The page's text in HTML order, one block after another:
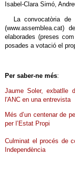
Isabel-Clara Simó,
La convocatòria de
(www.assemblea.cat)
elaborades (preses
posades a votació el
Per saber-ne més:
Jaume Soler, exbatlle
l'ANC en una entrevista
Més d’un centenar de
per l’Estat Propi
Culminat el procés de
Independència